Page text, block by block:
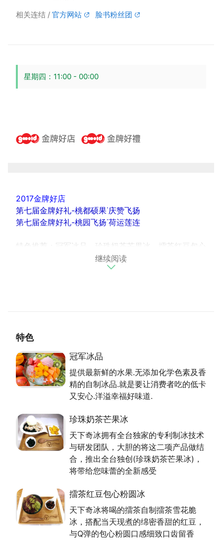
相关连结 官方网站 脸书粉丝团
星期四：11:00 - 00:00
2017金牌好店
第七届金牌好礼-桃都硕果˙庆赞飞扬
第七届金牌好礼-桃园飞扬˙荷运莲连
特色推荐：冠军冰品、珍珠奶茶芒果冰、擂茶红豆包心
空间与最诚挚亲切的服务态度，打破传统的冰品概念，
创造出美味、卫生又健康的精致冰品，满足顾客挑剔的
味蕾。
我们不断的研发推出新品..让客人来到天下奇冰时时都
充满惊喜
我们的经营理念与核心价值为”健康.低卡.幸福.感动”
历年获得奖项:
2012年:台湾美食奖.超值美食王
2013年:一统天下奖.
2014年:桃园优良冰品店.桃园县第八届创新企业卓越奖
2015年:桃园市第九届青年创业卓越奖.经济部新创事业
继续阅读
特色
冠军冰品
提供最新鲜的水果.无添加化学色素及香
精的自制冰品.就是要让消费者吃的低卡
又安心.洋溢幸福好味道.
珍珠奶茶芒果冰
天下奇冰拥有全台独家的专利制冰技术
与研发团队，大胆的将这二项产品做结
合，推出全台独创(珍珠奶茶芒果冰)，
将带给您味蕾的全新感受
擂茶红豆包心粉圆冰
天下奇冰将喝的擂茶自制擂茶雪花脆
冰，搭配当天现煮的绵密香甜的红豆，
与Q弹的包心粉圆口感细致口齿留香